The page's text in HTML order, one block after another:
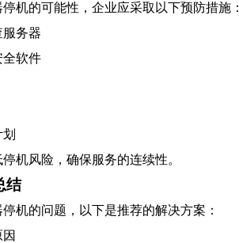
机的可能性，企业应采取以下预防措施：
服务器
全软件
机风险，确保服务的连续性。
结
机的问题，以下是推荐的解决方案：